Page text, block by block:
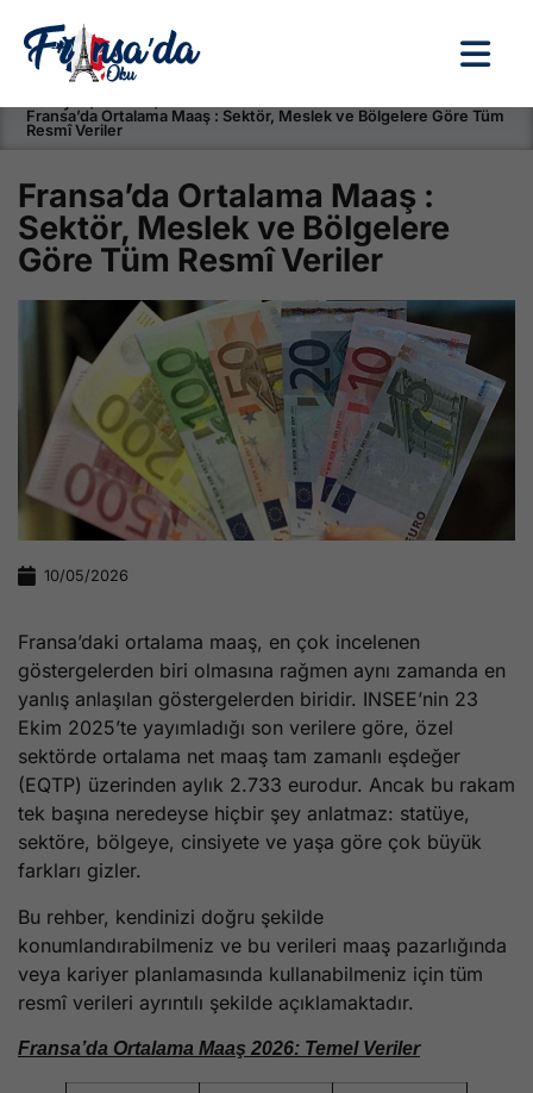
Fransa’da Ortalama Maaş : Sektör, Meslek ve Bölgelere Göre Tüm
Resmî Veriler
Fransa’da Ortalama Maaş :
Sektör, Meslek ve Bölgelere
Göre Tüm Resmî Veriler
10/05/2026
Fransa’daki ortalama maaş, en çok incelenen
göstergelerden biri olmasına rağmen aynı zamanda en
yanlış anlaşılan göstergelerden biridir. INSEE’nin 23
Ekim 2025’te yayımladığı son verilere göre, özel
sektörde ortalama net maaş tam zamanlı eşdeğer
(EQTP) üzerinden aylık 2.733 eurodur. Ancak bu rakam
tek başına neredeyse hiçbir şey anlatmaz: statüye,
sektöre, bölgeye, cinsiyete ve yaşa göre çok büyük
farkları gizler.
Bu rehber, kendinizi doğru şekilde
konumlandırabilmeniz ve bu verileri maaş pazarlığında
veya kariyer planlamasında kullanabilmeniz için tüm
resmî verileri ayrıntılı şekilde açıklamaktadır.
Fransa’da Ortalama Maaş 2026: Temel Veriler